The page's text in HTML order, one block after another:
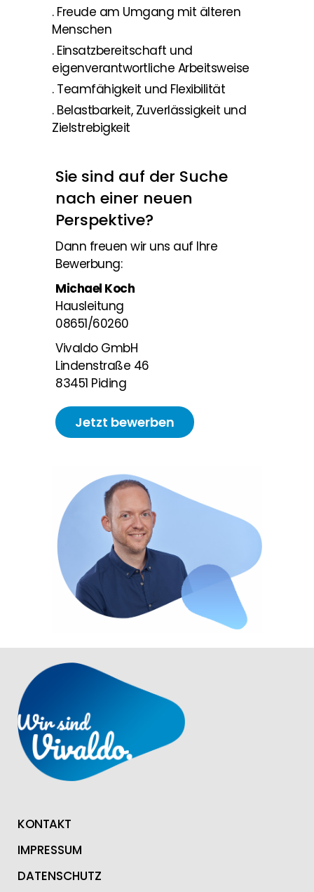
. Freude am Umgang mit älteren
Menschen
. Einsatzbereitschaft und
eigenverantwortliche Arbeitsweise
. Teamfähigkeit und Flexibilität
. Belastbarkeit, Zuverlässigkeit und
Zielstrebigkeit
Sie sind auf der Suche
nach einer neuen
Perspektive?
Dann freuen wir uns auf Ihre
Bewerbung:
Michael Koch
Hausleitung
08651/60260
Vivaldo GmbH
Lindenstraße 46
83451 Piding
Jetzt bewerben
KONTAKT
IMPRESSUM
DATENSCHUTZ